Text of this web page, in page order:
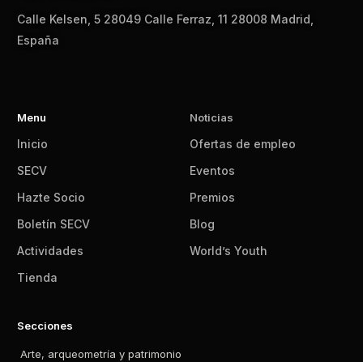
Calle Kelsen, 5 28049 Calle Ferraz, 11 28008 Madrid,
España
Menu
Inicio
SECV
Hazte Socio
Boletín SECV
Actividades
Tienda
Noticias
Ofertas de empleo
Eventos
Premios
Blog
World’s Youth
Secciones
Arte, arqueometría y patrimonio